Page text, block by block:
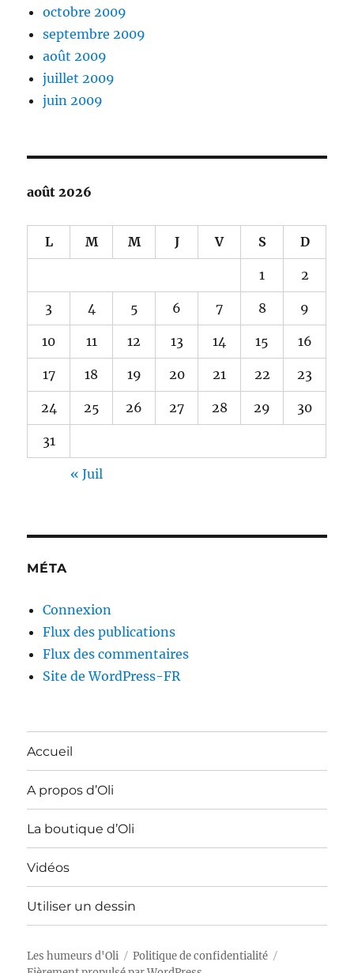
octobre 2009
septembre 2009
août 2009
juillet 2009
juin 2009
août 2026
L M M J V S D
1 2
3 4 5 6 7 8 9
10 11 12 13 14 15 16
17 18 19 20 21 22 23
24 25 26 27 28 29 30
31
« Juil
MÉTA
Connexion
Flux des publications
Flux des commentaires
Site de WordPress-FR
Accueil
A propos d’Oli
La boutique d’Oli
Vidéos
Utiliser un dessin
Les humeurs d'Oli
Politique de confidentialité